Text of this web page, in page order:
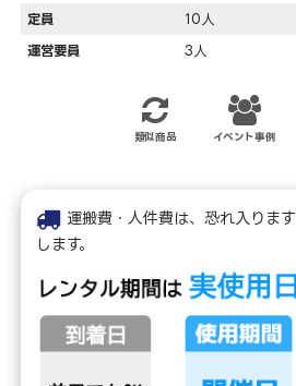
定員 10人
運営要員 3人
類似商品 イベント事例
運搬費・人件費は、恐れ入りま
します。